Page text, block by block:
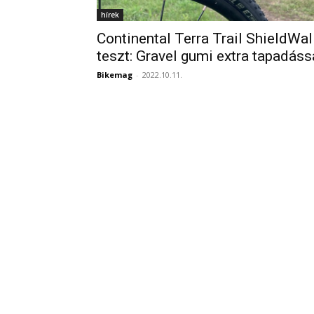
hírek
Continental Terra Trail
teszt: Gravel gumi extra
Bikemag - 2022.10.11.